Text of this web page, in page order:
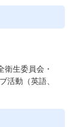
生委員会・
活動（英語、